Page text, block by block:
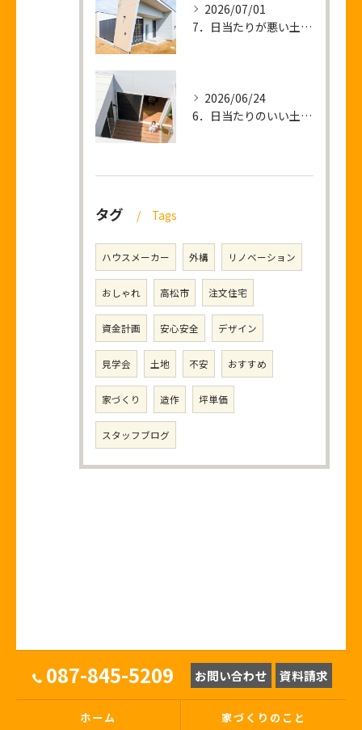
2026/07/01
7．日当たりが悪い土地 ＝ 暗い家が建つ？
2026/06/24
6．日当たりのいい土地を買って後悔すること
タグ Tags
ハウスメーカー 外構 リノベーション
おしゃれ 高松市 注文住宅
資金計画 安心安全 デザイン
見学会 土地 不安 おすすめ
家づくり 造作 坪単価
スタッフブログ
087-845-5209 お問い合わせ 資料請求
ホーム 家づくりのこと